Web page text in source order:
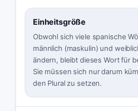
Einheitsgröße
Obwohl sich viele spanische
männlich (maskulin) und
ändern, bleibt dieses Wort für
Sie müssen sich nur darum
den Plural zu setzen.